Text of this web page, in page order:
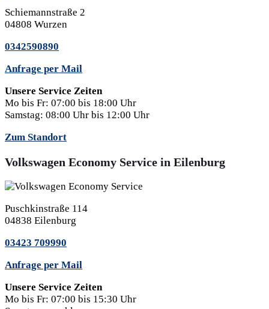
Schiemannstraße 2
04808 Wurzen
0342590890
Anfrage per Mail
Unsere Service Zeiten
Mo bis Fr: 07:00 bis 18:00 Uhr
Samstag: 08:00 Uhr bis 12:00 Uhr
Zum Standort
Volkswagen Economy Service in Eilenburg
Puschkinstraße 114
04838 Eilenburg
03423 709990
Anfrage per Mail
Unsere Service Zeiten
Mo bis Fr: 07:00 bis 15:30 Uhr